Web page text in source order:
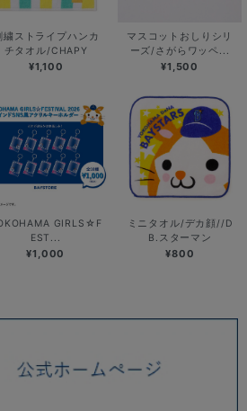
繍ストライプハンカ
チタオル/CHAPY
¥1,100
マスコットおしりシリ
ーズ/さがらワッペ...
¥1,500
GIRLS☆F
EST...
¥1,000
ミニタオル/デカ顔//D
B.スターマン
¥800